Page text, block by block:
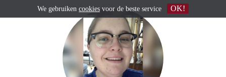
We gebruiken cookies voor de beste service OK!